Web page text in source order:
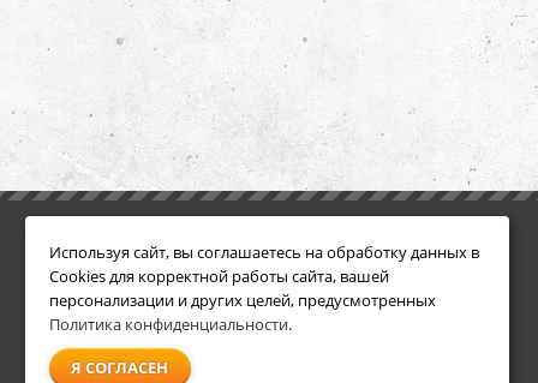
Условия возврата
О компании
Доставка
Оплата
Гарантия и сервис
Акции
Используя сайт, вы соглашаетесь на обработку данных в
Cookies для корректной работы сайта, вашей
персонализации и других целей, предусмотренных
Политика конфиденциальности.
Я СОГЛАСЕН